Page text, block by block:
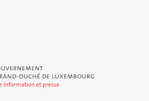
Grand-Duché de Luxembourg - Service